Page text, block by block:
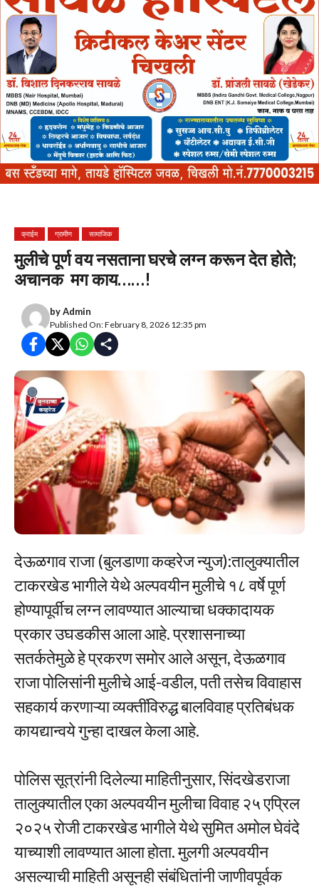
क्राईम ग्रामीण सामाजिक
मुलीचे पूर्ण वय नसताना घरचे लग्न करून देत होते;
अचानक मग काय……!
byAdmin
Published On: February 8, 2026 12:35 pm
देऊळगाव राजा (बुलडाणा कव्हरेज न्युज):तालुक्यातील
टाकरखेड भागीले येथे अल्पवयीन मुलीचे १८ वर्षे पूर्ण
होण्यापूर्वीच लग्न लावण्यात आल्याचा धक्कादायक
प्रकार उघडकीस आला आहे. प्रशासनाच्या
सतर्कतेमुळे हे प्रकरण समोर आले असून, देऊळगाव
राजा पोलिसांनी मुलीचे आई-वडील, पती तसेच विवाहास
सहकार्य करणाऱ्या व्यक्तींविरुद्ध बालविवाह प्रतिबंधक
कायद्यान्वये गुन्हा दाखल केला आहे.
पोलिस सूत्रांनी दिलेल्या माहितीनुसार, सिंदखेडराजा
तालुक्यातील एका अल्पवयीन मुलीचा विवाह २५ एप्रिल
२०२५ रोजी टाकरखेड भागीले येथे सुमित अमोल घेवंदे
याच्याशी लावण्यात आला होता. मुलगी अल्पवयीन
असल्याची माहिती असूनही संबंधितांनी जाणीवपूर्वक